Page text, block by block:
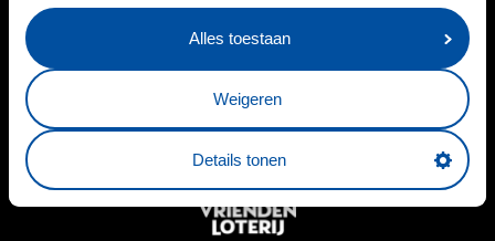
Alles toestaan
Weigeren
Details tonen
BUSINESSPARTNERS